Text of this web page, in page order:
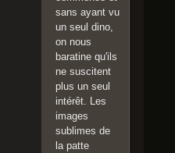
sans ayant vu
un seul dino,
on nous
baratine qu'ils
ne suscitent
plus un seul
intérêt. Les
images
sublimes de
la patte